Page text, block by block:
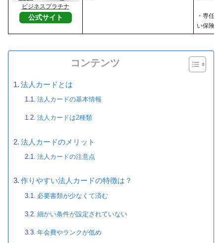
ビジネスプラチナ
公式サイト
・専任
い保険
コンテンツ
法人カードとは
法人カードの基本情報
法人カードは2種類
法人カードのメリット
法人カードの注意点
作りやすい法人カードの特徴は？
必要書類が少なくて済む
細かい条件が設定されていない
年会費やランクが低め